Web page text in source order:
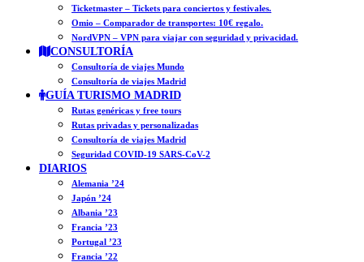
Ticketmaster – Tickets para conciertos y festivales.
Omio – Comparador de transportes: 10€ regalo.
NordVPN – VPN para viajar con seguridad y privacidad.
CONSULTORÍA
Consultoría de viajes Mundo
Consultoría de viajes Madrid
GUÍA TURISMO MADRID
Rutas genéricas y free tours
Rutas privadas y personalizadas
Consultoría de viajes Madrid
Seguridad COVID-19 SARS-CoV-2
DIARIOS
Alemania ’24
Japón ’24
Albania ’23
Francia ’23
Portugal ’23
Francia ’22